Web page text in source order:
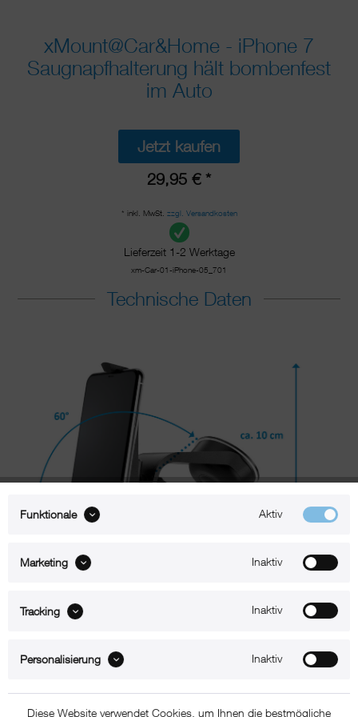
xMount@Car&Home - iPhone 7
Saugnapfhalterung hält bombenfest
im Auto
Jetzt kaufen
29,95 € *
* inkl. MwSt. zzgl. Versandkosten
Lieferzeit 1-2 Werktage
xm-Car-01-iPhone-05_701
Technische Daten
xMount@Car – iPhone 7 Halterung mit Saugnapf
Funktionale Aktiv
Marketing Inaktiv
Tracking Inaktiv
Personalisierung Inaktiv
Diese Website verwendet Cookies, um Ihnen die bestmögliche